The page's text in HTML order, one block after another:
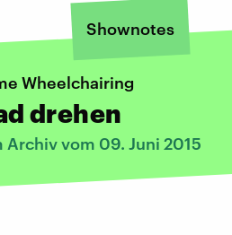
Shownotes
Wheelchairing
drehen
Archiv vom 09. Juni 2015